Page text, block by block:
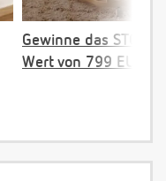
Gewinne das
Wert von 799 EUR